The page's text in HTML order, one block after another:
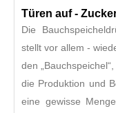
Türen auf -
Die
stellt vor allem -
den
die Produktion und
eine gewisse